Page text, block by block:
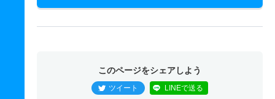
このページをシェアしよう
ツイート LINEで送る